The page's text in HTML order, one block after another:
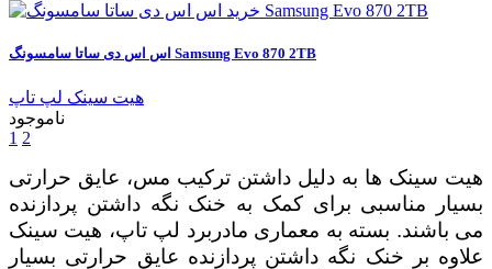
اس اس دی ساتا سامسونگ Samsung Evo 870 2TB
هیت سینک لپ تاپ
ناموجود
1 2
هیت سینک ها به دلیل داشتن ترکیب مس، عایق حرارتی
بسیار مناسبی برای کمک به خنک نگه داشتن پردازنده
می باشند. بسته به معماری مادربرد لپ تاپ، هیت سینک
علاوه بر خنک نگه داشتن پردازنده عایق حرارتی بسیار